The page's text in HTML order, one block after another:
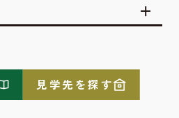
見学先を探す